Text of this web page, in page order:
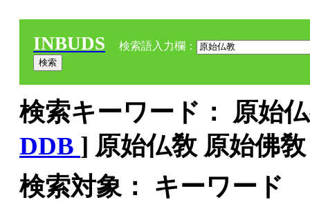
INBUDS 検索語入力欄：
検索キーワード： 原始
DDB ] 原始仏敎 原始佛敎
検索対象： キーワード